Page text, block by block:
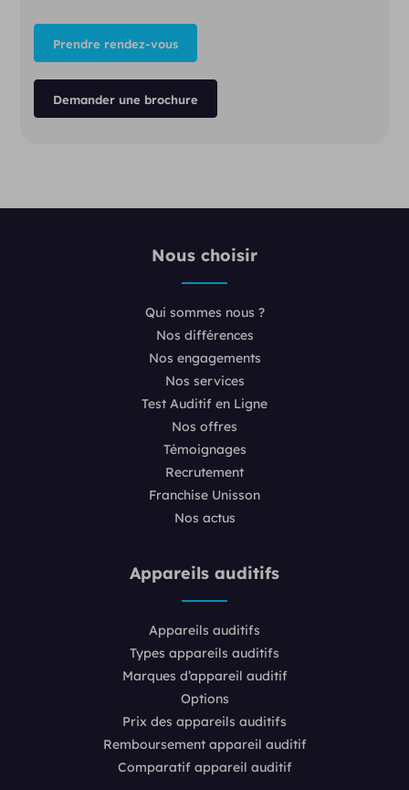
Prendre rendez-vous
Demander une brochure
Nous choisir
Qui sommes nous ?
Nos différences
Nos engagements
Nos services
Test Auditif en Ligne
Nos offres
Témoignages
Recrutement
Franchise Unisson
Nos actus
Appareils auditifs
Appareils auditifs
Types appareils auditifs
Marques d’appareil auditif
Options
Prix des appareils auditifs
Remboursement appareil auditif
Comparatif appareil auditif